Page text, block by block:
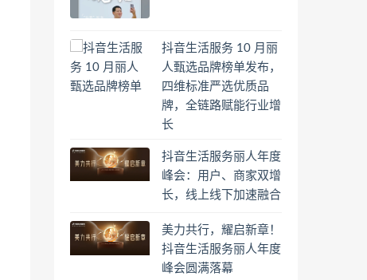
抖音生活服务 10 月丽
人甄选品牌榜单发布，
四维标准严选优质品
牌，全链路赋能行业增
长
抖音生活服务丽人年度
峰会：用户、商家双增
长，线上线下加速融合
美力共行，耀启新章！
抖音生活服务丽人年度
峰会圆满落幕